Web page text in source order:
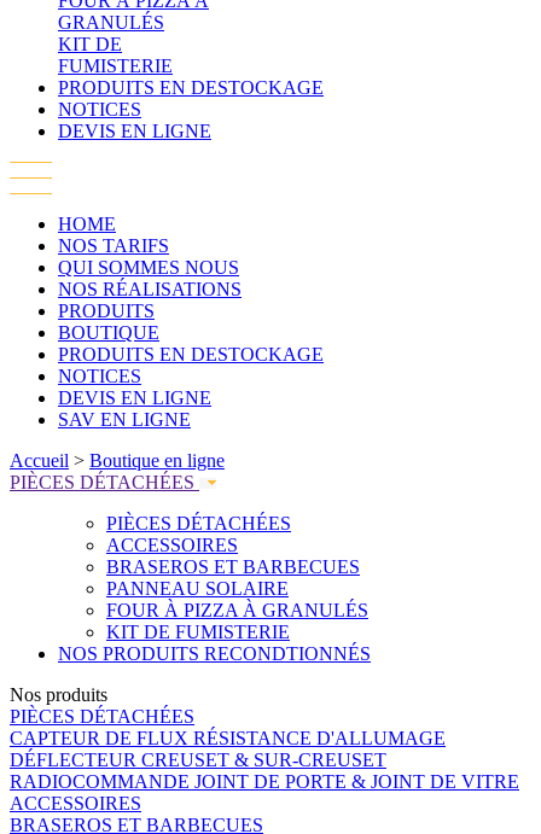
GRANULÉS
KIT DE
FUMISTERIE
PRODUITS EN DESTOCKAGE
NOTICES
DEVIS EN LIGNE
HOME
NOS TARIFS
QUI SOMMES NOUS
NOS RÉALISATIONS
PRODUITS
BOUTIQUE
PRODUITS EN DESTOCKAGE
NOTICES
DEVIS EN LIGNE
SAV EN LIGNE
Accueil > Boutique en ligne
PIÈCES DÉTACHÉES
PIÈCES DÉTACHÉES
ACCESSOIRES
BRASEROS ET BARBECUES
PANNEAU SOLAIRE
FOUR À PIZZA À GRANULÉS
KIT DE FUMISTERIE
NOS PRODUITS RECONDTIONNÉS
Nos produits
PIÈCES DÉTACHÉES
CAPTEUR DE FLUX RÉSISTANCE D'ALLUMAGE
DÉFLECTEUR CREUSET & SUR-CREUSET
RADIOCOMMANDE JOINT DE PORTE & JOINT DE VITRE
ACCESSOIRES
BRASEROS ET BARBECUES